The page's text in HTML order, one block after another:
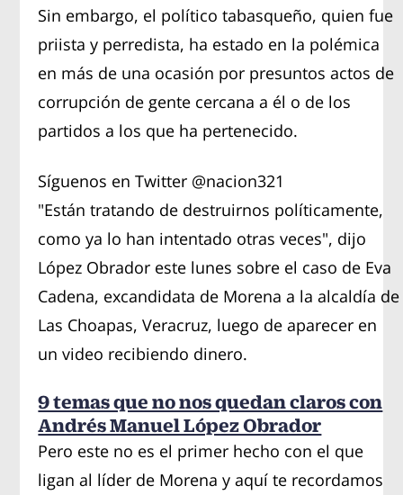
Sin embargo, el político tabasqueño, quien fue
priista y perredista, ha estado en la polémica
en más de una ocasión por presuntos actos de
corrupción de gente cercana a él o de los
partidos a los que ha pertenecido.
Síguenos en Twitter @nacion321
"Están tratando de destruirnos políticamente,
como ya lo han intentado otras veces", dijo
López Obrador este lunes sobre el caso de Eva
Cadena, excandidata de Morena a la alcaldía de
Las Choapas, Veracruz, luego de aparecer en
un video recibiendo dinero.
9 temas que no nos quedan claros con
Andrés Manuel López Obrador
Pero este no es el primer hecho con el que
ligan al líder de Morena y aquí te recordamos